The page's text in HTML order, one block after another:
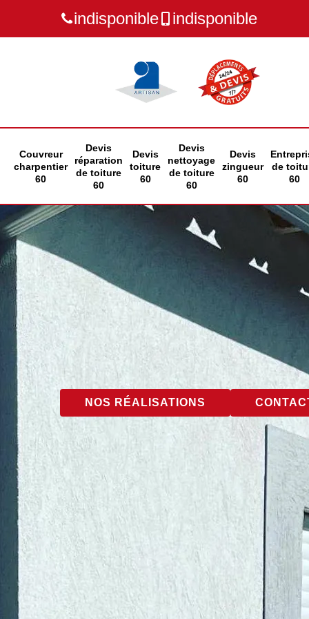
indisponible indisponible
Couvreur
charpentier
60
Devis
réparation
de toiture
60
Devis
toiture
60
Devis
nettoyage
de toiture
60
Devis
zingueur
60
de
60
NOS RÉALISATIONS